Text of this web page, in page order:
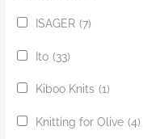
ISAGER (7)
Ito (33)
Kiboo Knits (1)
Knitting for Olive (4)